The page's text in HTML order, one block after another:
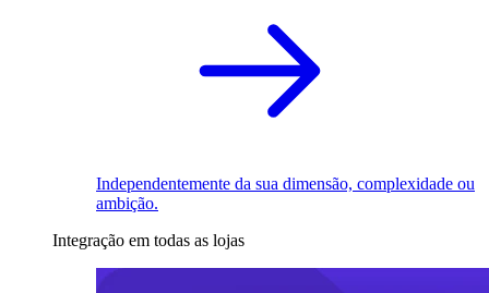
Independentemente da sua dimensão, complexidade ou
ambição.
Integração em todas as lojas